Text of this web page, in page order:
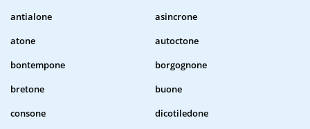
antialone
asincrone
atone
autoctone
bontempone
borgognone
bretone
buone
consone
dicotiledone